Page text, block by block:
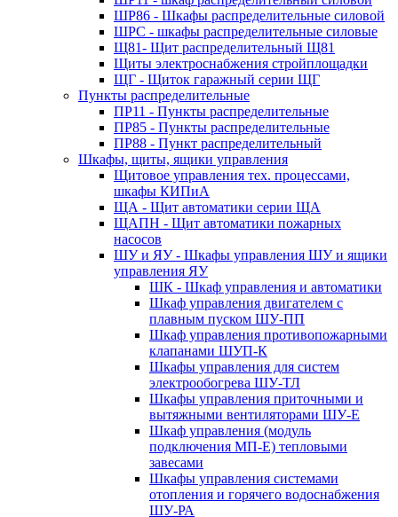
ШР86 - Шкафы распределительные силовой
ШРС - шкафы распределительные силовые
Щ81- Щит распределительный Щ81
Щиты электроснабжения стройплощадки
ЩГ - Щиток гаражный серии ЩГ
Пункты распределительные
ПР11 - Пункты распределительные
ПР85 - Пункты распределительные
ПР88 - Пункт распределительный
Шкафы, щиты, ящики управления
Щитовое управления тех. процессами,
шкафы КИПиА
ЩА - Щит автоматики серии ЩА
ЩАПН - Щит автоматики пожарных
насосов
ШУ и ЯУ - Шкафы управления ШУ и ящики
управления ЯУ
ШК - Шкаф управления и автоматики
Шкаф управления двигателем с
плавным пуском ШУ-ПП
Шкаф управления противопожарными
клапанами ШУП-К
Шкафы управления для систем
электрообогрева ШУ-ТЛ
Шкафы управления приточными и
вытяжными вентиляторами ШУ-Е
Шкаф управления (модуль
подключения МП-Е) тепловыми
завесами
Шкафы управления системами
отопления и горячего водоснабжения
ШУ-РА